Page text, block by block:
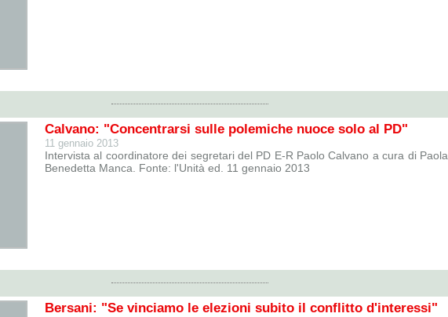
Calvano: "Concentrarsi sulle polemiche nuoce solo al PD"
11 gennaio 2013
Intervista al coordinatore dei segretari del PD E-R Paolo Calvano a cura di Paola
Benedetta Manca. Fonte: l'Unità ed. 11 gennaio 2013
Bersani: "Se vinciamo le elezioni subito il conflitto d'interessi"